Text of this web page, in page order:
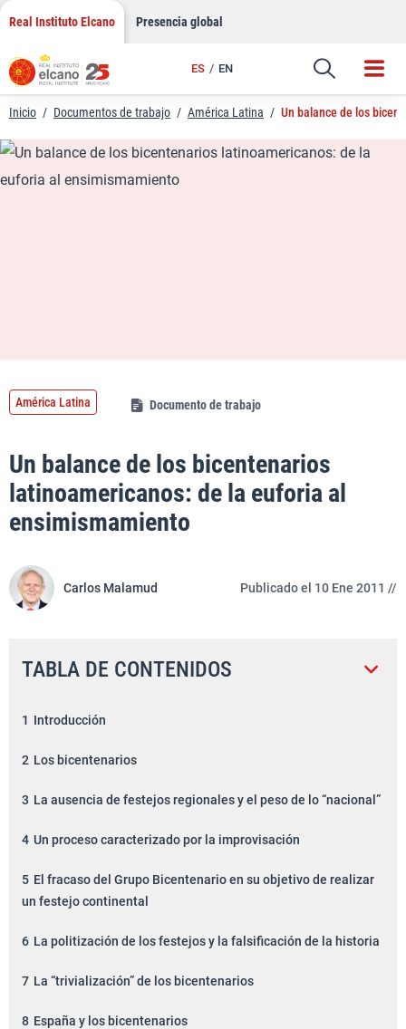
Saltar
contenido
Real Instituto Elcano Presencia global
ES EN
Enlace
Inicio / Documentos de trabajo / América Latina / Un balance de los
Un balance de los bicentenarios
latinoamericanos: de la euforia al
ensimismamiento
América Latina Documento de trabajo
Carlos Malamud Publicado el 10 Ene 2011 //
TABLA DE CONTENIDOS
1 Introducción
2 Los bicentenarios
3 La ausencia de festejos regionales y el peso de lo “nacional”
4 Un proceso caracterizado por la improvisación
5 El fracaso del Grupo Bicentenario en su objetivo de realizar
un festejo continental
6 La politización de los festejos y la falsificación de la historia
7 La “trivialización” de los bicentenarios
8 España y los bicentenarios